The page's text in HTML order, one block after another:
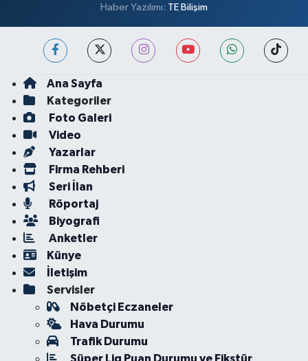
Haber Yazılımı: TE Bilişim
Ana Sayfa
Kategoriler
Foto Galeri
Video
Yazarlar
Firma Rehberi
Seri İlan
Röportaj
Biyografi
Anketler
Künye
İletişim
Servisler
Nöbetçi Eczaneler
Hava Durumu
Trafik Durumu
Süper Lig Puan Durumu ve Fikstür